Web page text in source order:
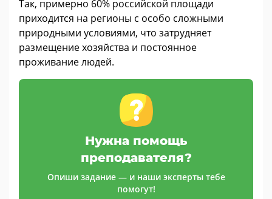
Так, примерно 60% российской площади
приходится на регионы с особо сложными
природными условиями, что затрудняет
размещение хозяйства и постоянное
проживание людей.
Нужна помощь
преподавателя?
Опиши задание — и наши эксперты тебе
помогут!